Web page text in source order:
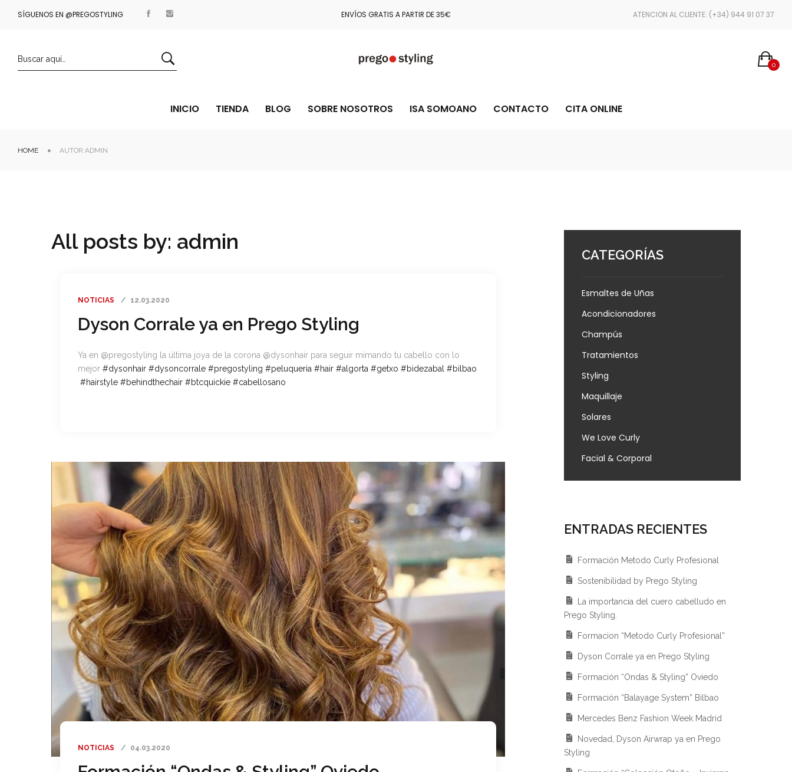
SÍGUENOS EN @PREGOSTYLINGENVÍOS GRATIS A PARTIR DE 35€ COMPRA CON TOTAL CONFIANZA GRACIAS A STRIPE Y PAYPAL ENVÍOS EN 24/48 HORAS
ATENCION AL CLIENTE: (+34) 944 91 07 37
0
INICIO TIENDA BLOG SOBRE NOSOTROS ISA SOMOANO CONTACTO CITA ONLINE
HOME AUTOR:ADMIN
All posts by: admin
NOTICIAS 12.03.2020
Dyson Corrale ya en Prego Styling
Ya en @pregostyling la última joya de la corona @dysonhair para seguir mimando tu cabello con lo
mejor #dysonhair #dysoncorrale #pregostyling #peluqueria #hair #algorta #getxo #bidezabal #bilbao
#hairstyle #behindthechair #btcquickie #cabellosano
NOTICIAS 04.03.2020
CATEGORÍAS
Esmaltes de Uñas
Acondicionadores
Champús
Tratamientos
Styling
Maquillaje
Solares
We Love Curly
Facial & Corporal
ENTRADAS RECIENTES
Formación Metodo Curly Profesional
Sostenibilidad by Prego Styling
La importancia del cuero cabelludo en
Prego Styling.
Formacion “Metodo Curly Profesional”
Dyson Corrale ya en Prego Styling
Formación “Ondas & Styling” Oviedo
Formación “Balayage System” Bilbao
Mercedes Benz Fashion Week Madrid
Novedad, Dyson Airwrap ya en Prego
Styling